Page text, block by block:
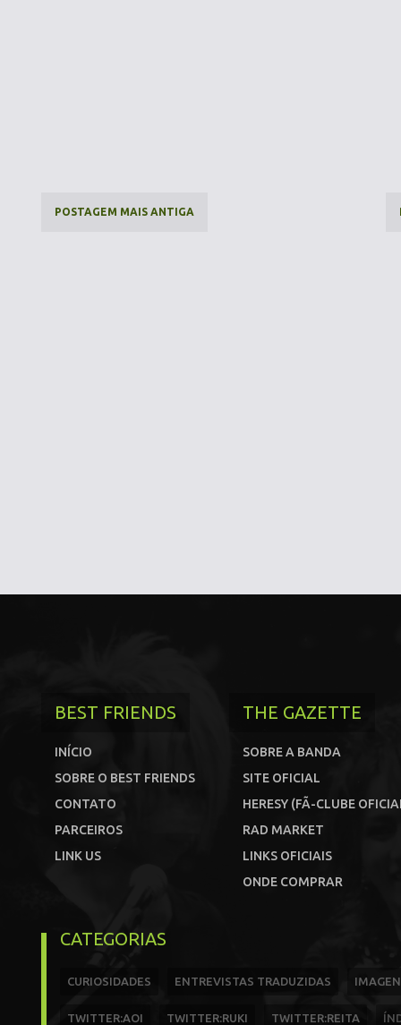
POSTAGEM MAIS ANTIGA
BEST FRIENDS
INÍCIO
SOBRE O BEST FRIENDS
CONTATO
PARCEIROS
LINK US
THE GAZETTE
SOBRE A BANDA
SITE OFICIAL
HERESY (FÃ-CLUBE
RAD MARKET
LINKS OFICIAIS
ONDE COMPRAR
CATEGORIAS
CURIOSIDADES ENTREVISTAS TRADUZIDAS
TWITTER:AOI TWITTER:RUKI TWITTER:REITA